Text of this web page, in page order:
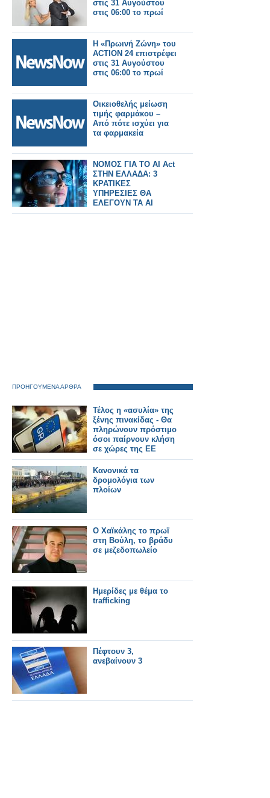
στις 31 Αυγούστου
στις 06:00 το πρωί
Η «Πρωινή Ζώνη» του
ACTION 24 επιστρέφει
στις 31 Αυγούστου
στις 06:00 το πρωί
Οικειοθελής μείωση
τιμής φαρμάκου –
Από πότε ισχύει για
τα φαρμακεία
ΝΟΜΟΣ ΓΙΑ ΤΟ AI Act
ΣΤΗΝ ΕΛΛΑΔΑ: 3
ΚΡΑΤΙΚΕΣ
ΥΠΗΡΕΣΙΕΣ ΘΑ
ΕΛΕΓΟΥΝ ΤΑ AI
ΣΥΣΤΗΜΑΤΑ
ΠΡΟΗΓΟΥΜΕΝΑ ΑΡΘΡΑ
Τέλος η «ασυλία» της
ξένης πινακίδας - Θα
πληρώνουν πρόστιμο
όσοι παίρνουν κλήση
σε χώρες της ΕΕ
Κανονικά τα
δρομολόγια των
πλοίων
Ο Χαϊκάλης το πρωϊ
στη Βούλη, το βράδυ
σε μεζεδοπωλείο
Ημερίδες με θέμα το
trafficking
Πέφτουν 3,
ανεβαίνουν 3